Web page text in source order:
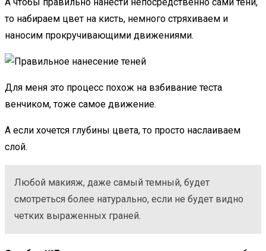
то набираем цвет на кисть, немного стряхиваем и
наносим прокручивающими движениями.
Для меня это процесс похож на взбивание теста
венчиком, тоже самое движение.
А если хочется глубины цвета, то просто наслаиваем
слой.
Любой макияж, даже самый темный, будет
смотреться более натурально, если не будет видно
четких выраженных граней.